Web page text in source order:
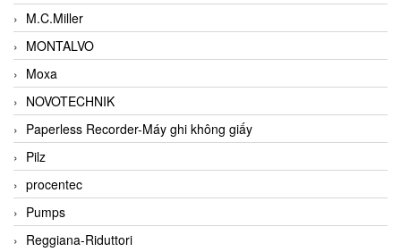
M.C.Miller
MONTALVO
Moxa
NOVOTECHNIK
Paperless Recorder-Máy ghi không giấy
Pilz
procentec
Pumps
Reggiana-Riduttori